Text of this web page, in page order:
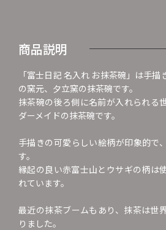
商品説明
「富士日記 名入れ お抹茶碗」は手
の窯元、夕立窯の抹茶碗です。
抹茶碗の後ろ側に名前が入れられる
ダーメイドの抹茶碗です。
手描きの可愛らしい絵柄が印象的で
す。
縁起の良い赤富士山とウサギの柄は
れています。
最近の抹茶ブームもあり、抹茶は世
りました。